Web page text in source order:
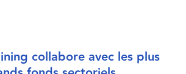
collabore avec les plus